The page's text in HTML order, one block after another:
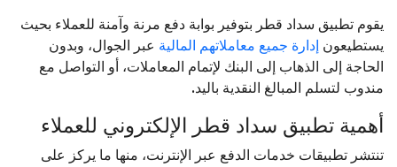
يقوم تطبيق سداد قطر بتوفير بوابة دفع مرنة وآمنة للعملاء بحيث
يستطيعون إدارة جميع معاملاتهم المالية عبر الجوال، وبدون
الحاجة إلى الذهاب إلى البنك لإتمام المعاملات، أو التواصل مع
مندوب لتسلم المبالغ النقدية باليد.
أهمية تطبيق سداد قطر الإلكتروني للعملاء
تنتشر تطبيقات خدمات الدفع عبر الإنترنت، منها ما يركز على